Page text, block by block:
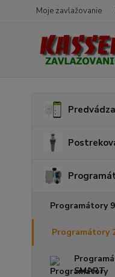
Moje zavlažovanie
Programátory
Programátory
SMART